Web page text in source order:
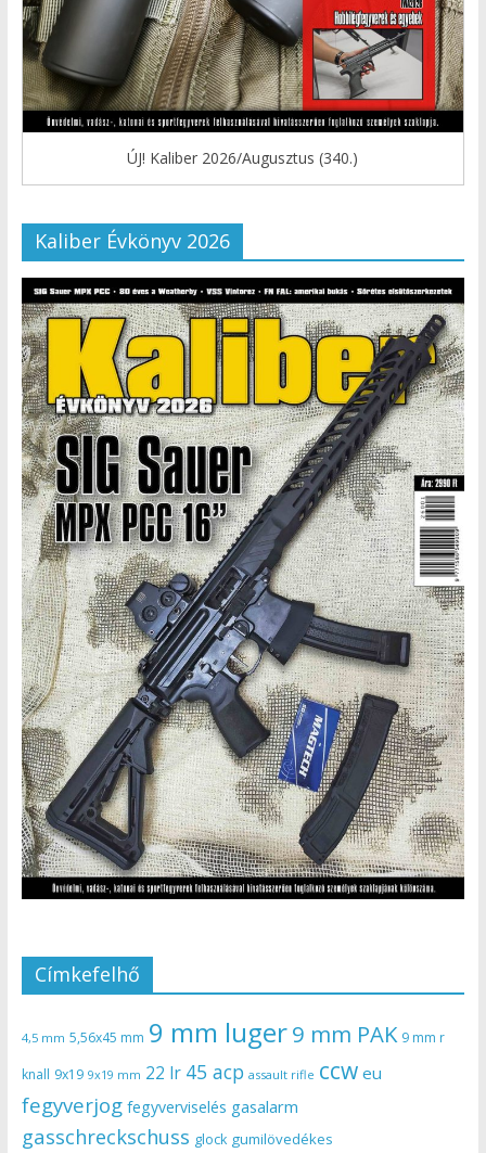
ÚJ! Kaliber 2026/Augusztus (340.)
Kaliber Évkönyv 2026
Címkefelhő
4,5 mm 5,56x45 mm 9 mm luger9 mm PAK 9 mm r
knall 9x19 9x19 mm 22 lr 45 acp assault rifle ccw eu
fegyverjog fegyverviselés gasalarm
gasschreckschuss glock gumilövedékes